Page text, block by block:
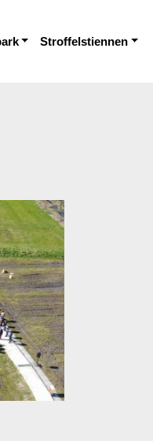
Stroffelstiennen